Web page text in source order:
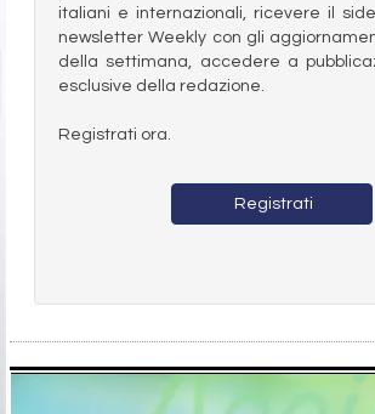
italiani e internazionali, ricevere il
newsletter Weekly con gli
della settimana, accedere a
esclusive della redazione.
Registrati ora.
Registrati